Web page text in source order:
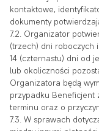
kontaktowe,
dokumenty
7.2. Organizator
(trzech) dni roboczych
14 (czternastu) dni od
lub okoliczności
Organizatora będą
przypadku Beneficjent
terminu oraz o
7.3. W sprawach